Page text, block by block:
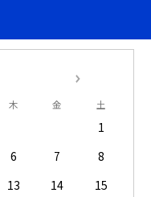
木 金 土
1
6 7
8
13 14
15